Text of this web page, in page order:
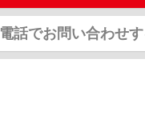
電話でお問い合わせ